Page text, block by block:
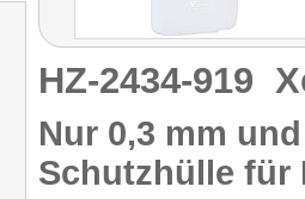
HZ-2434-919
Nur 0,3 mm
Schutzhülle für